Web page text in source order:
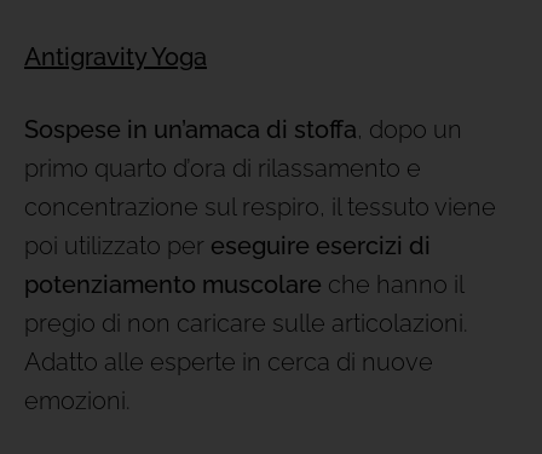
Antigravity Yoga
Sospese in un’amaca di stoffa, dopo un
primo quarto d’ora di rilassamento e
concentrazione sul respiro, il tessuto viene
poi utilizzato per eseguire esercizi di
potenziamento muscolare che hanno il
pregio di non caricare sulle articolazioni.
Adatto alle esperte in cerca di nuove
emozioni.